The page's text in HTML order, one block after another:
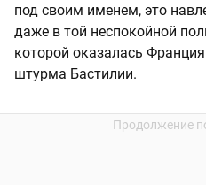
под своим именем, это
даже в той неспокойной
которой оказалась
штурма Бастилии.